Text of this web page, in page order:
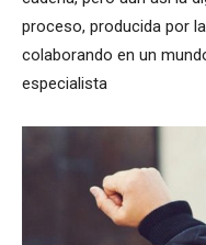
proceso, producida por
colaborando en un
especialista